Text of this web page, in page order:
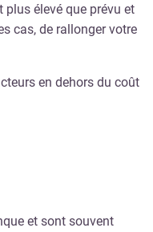
élevé que prévu et
cas, de rallonger votre
en dehors du coût
et sont souvent